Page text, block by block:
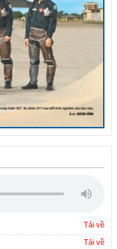
Tải về
Tải về